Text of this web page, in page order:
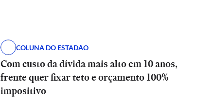
COLUNA DO ESTADÃO
Com custo da dívida mais alto em 10 anos,
frente quer fixar teto e orçamento 100%
impositivo